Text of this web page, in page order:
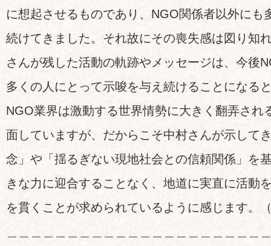
に想起させるものであり、NGO関係者以外にも
続けてきました。それ故にその喪失感は図り知
さんが残した活動の軌跡やメッセージは、今後
多くの人にとって示唆を与え続けることになる
NGO業界は激動する世界情勢に大きく翻弄され
面していますが、だからこそ中村さんが示して
念」や「揺るぎない現地社会との信頼関係」を
きな力に迎合することなく、地道に実直に活動
を貫くことが求められているように感じます。